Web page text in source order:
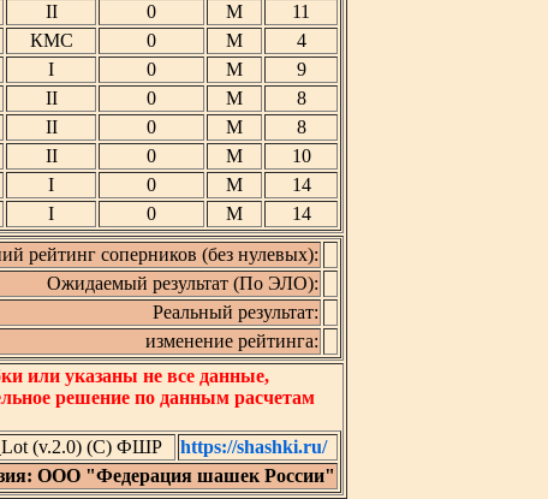
II 0 М
11
КМС 0 М
4
I 0 М
9
II 0 М
8
II 0 М
8
II 0 М
10
I 0 М
14
I 0 М
14
рейтинг соперников (без нулевых):
Ожидаемый результат (По ЭЛО):
Реальный результат:
изменение рейтинга:
или указаны не все данные,
решение по данным расчетам
(v.2.0) (C) ФШР
https://shashki.ru/
ООО "Федерация шашек России"